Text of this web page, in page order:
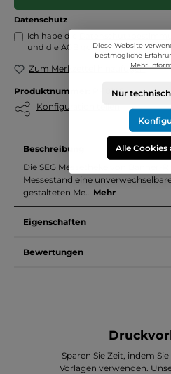
Produktionszeiten
4 Produktionstage
Datenschutz
Ich habe die
und dieAGB
Zum Merkzettel hinzufügen
Produktnummer:
P-10105
Konfiguration teilen
Beschreibung
Die SEG Messetheke von Banner-
Messestand eine
gestalteten Me… Mehr
Eigenschaften
Bewertungen
Sparen Sie Zeit, indem
Vorlagen verwenden.
Diese Website
bestmögliche
Mehr
Nur
Alle Cookies